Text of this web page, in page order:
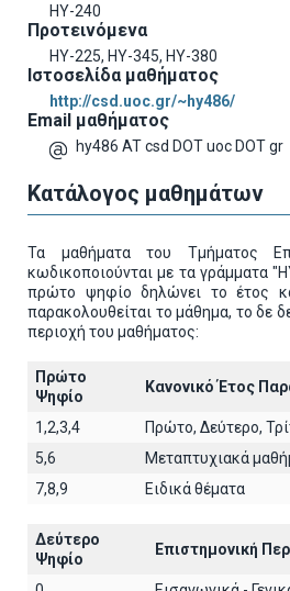
ΗΥ-240
Προτεινόμενα
ΗΥ-225, ΗΥ-345, ΗΥ-380
Ιστοσελίδα μαθήματος
http://csd.uoc.gr/~hy486/
Email μαθήματος
hy486 AT csd DOT uoc DOT gr
Κατάλογος μαθημάτων
Τα μαθήματα του Τμήματος
κωδικοποιούνται με τα γράμματα
πρώτο ψηφίο δηλώνει το έτος
παρακολουθείται το μάθημα, το δε
περιοχή του μαθήματος:
Πρώτο
Ψηφίο
Κανονικό Έτος
1,2,3,4
Πρώτο, Δεύτερο,
5,6
Μεταπτυχιακά
7,8,9
Ειδικά θέματα
Δεύτερο
Ψηφίο
Επιστημονική